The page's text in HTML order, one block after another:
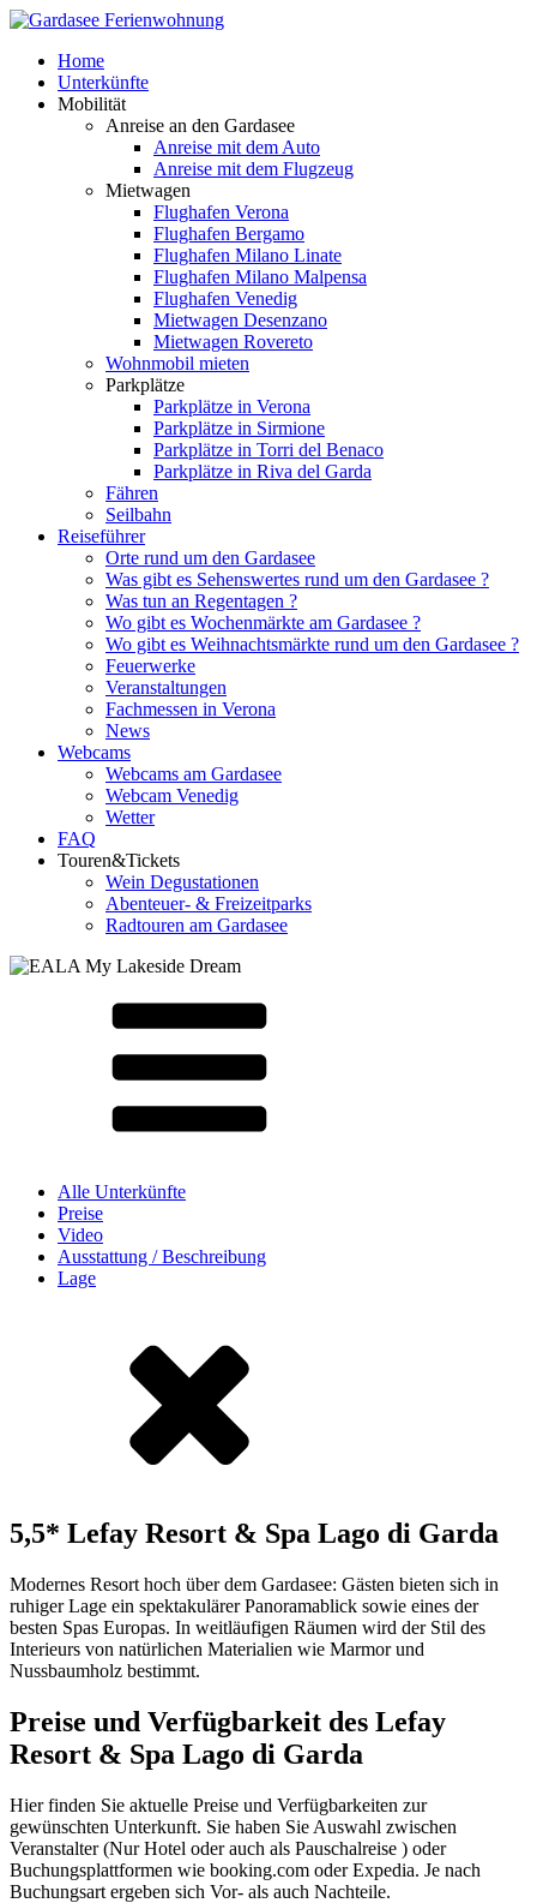
Home
Unterkünfte
Mobilität
Anreise an den Gardasee
Anreise mit dem Auto
Anreise mit dem Flugzeug
Mietwagen
Flughafen Verona
Flughafen Bergamo
Flughafen Milano Linate
Flughafen Milano Malpensa
Flughafen Venedig
Mietwagen Desenzano
Mietwagen Rovereto
Wohnmobil mieten
Parkplätze
Parkplätze in Verona
Parkplätze in Sirmione
Parkplätze in Torri del Benaco
Parkplätze in Riva del Garda
Fähren
Seilbahn
Reiseführer
Orte rund um den Gardasee
Was gibt es Sehenswertes rund um den Gardasee ?
Was tun an Regentagen ?
Wo gibt es Wochenmärkte am Gardasee ?
Wo gibt es Weihnachtsmärkte rund um den Gardasee ?
Feuerwerke
Veranstaltungen
Fachmessen in Verona
News
Webcams
Webcams am Gardasee
Webcam Venedig
Wetter
FAQ
Touren&Tickets
Wein Degustationen
Abenteuer- & Freizeitparks
Radtouren am Gardasee
Alle Unterkünfte
Preise
Video
Ausstattung / Beschreibung
Lage
5,5* Lefay Resort & Spa Lago di Garda
Modernes Resort hoch über dem Gardasee: Gästen bieten sich in
ruhiger Lage ein spektakulärer Panoramablick sowie eines der
besten Spas Europas. In weitläufigen Räumen wird der Stil des
Interieurs von natürlichen Materialien wie Marmor und
Nussbaumholz bestimmt.
Preise und Verfügbarkeit des Lefay
Resort & Spa Lago di Garda
Hier finden Sie aktuelle Preise und Verfügbarkeiten zur
gewünschten Unterkunft. Sie haben Sie Auswahl zwischen
Veranstalter (Nur Hotel oder auch als Pauschalreise ) oder
Buchungsplattformen wie booking.com oder Expedia. Je nach
Buchungsart ergeben sich Vor- als auch Nachteile.